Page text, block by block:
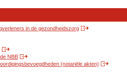
in de gezondheidszorg
NBB
(notariële akten)